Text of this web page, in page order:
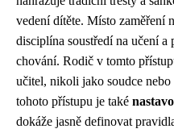
vedení dítěte. Místo zaměření
disciplína soustředí na učení
chování. Rodič v tomto
učitel, nikoli jako soudce
tohoto přístupu je také
dokáže jasně definovat